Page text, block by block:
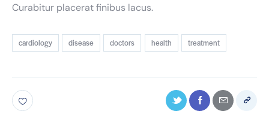
Curabitur placerat finibus lacus.
cardiology disease doctors health treatment